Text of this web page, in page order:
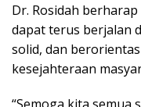
Dr. Rosidah
dapat terus berjalan
solid, dan
kesejahteraan